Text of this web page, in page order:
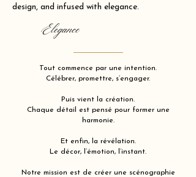
design, and infused with elegance.
Elegance
Tout commence par une intention.
Célébrer, promettre, s’engager.
Puis vient la création.
Chaque détail est pensé pour former une
harmonie.
Et enfin, la révélation.
Le décor, l’émotion, l’instant.
Notre mission est de créer une scénographie